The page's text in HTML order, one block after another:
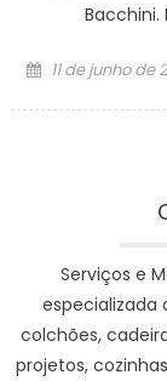
Bacchini.
Posted
11 de junho de
Serviços e
especializada
colchões,
projetos,